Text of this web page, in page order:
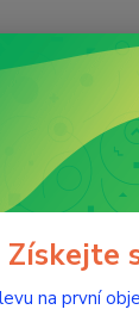
Získejte
na první